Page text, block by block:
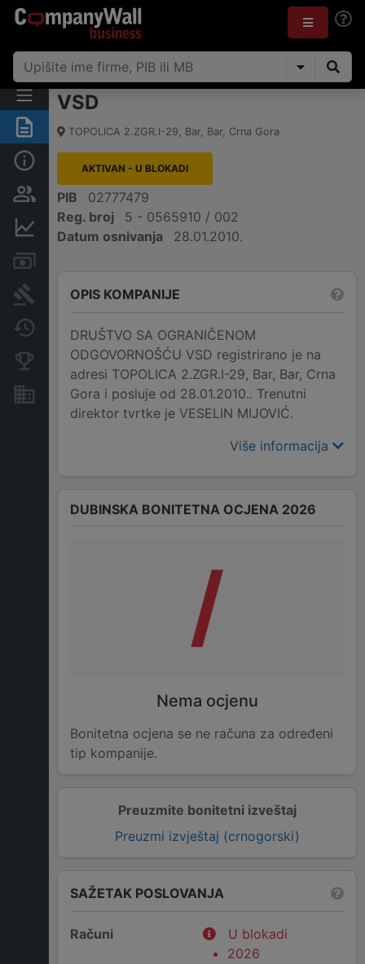
Sažetak
Osobe i vlasništvo
Finansijski podaci
Arhiva sudskih objava
Promjene
Konkurentne kompanije
Nekretnine i imovina
VSD
TOPOLICA 2.ZGR.I-29, Bar, Bar, Crna Gora
AKTIVAN - U BLOKADI
PIB
02777479
Reg. broj
5 - 0565910 / 002
Datum osnivanja
28.01.2010.
OPIS KOMPANIJE
DRUŠTVO SA OGRANIČENOM
ODGOVORNOŠĆU VSD registrirano je na
adresi TOPOLICA 2.ZGR.I-29, Bar, Bar, Crna
Gora i posluje od 28.01.2010.. Trenutni
direktor tvrtke je VESELIN MIJOVIĆ.
Više informacija
Preuzmite bonitetni izveštaj
Preuzmi izvještaj (crnogorski)
DUBINSKA BONITETNA OCJENA 2026
/
Nema ocjenu
Bonitetna ocjena se ne računa za određeni
tip kompanije.
SAŽETAK POSLOVANJA
Računi
U blokadi
2026